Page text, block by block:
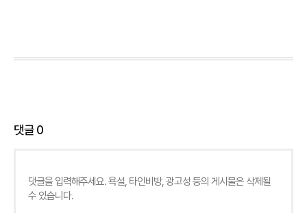
댓글0